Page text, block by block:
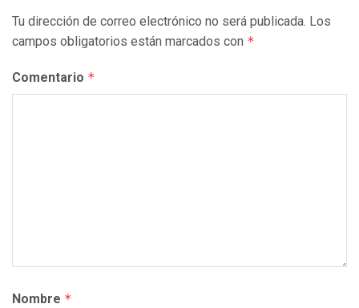
Tu dirección de correo electrónico no será publicada. Los
campos obligatorios están marcados con *
Comentario *
Nombre *